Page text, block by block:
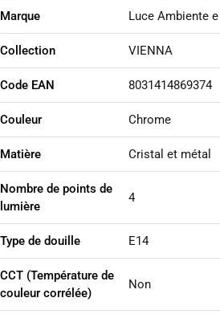
Marque Luce Ambiente
Collection VIENNA
Code EAN 8031414869374
Couleur Chrome
Matière Cristal et métal
Nombre de points de
lumière
4
Type de douille E14
CCT (Température de
couleur corrélée)
Non